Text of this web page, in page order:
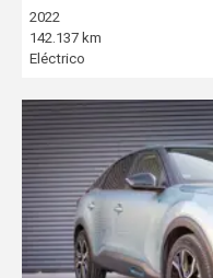
2022
142.137 km
Eléctrico